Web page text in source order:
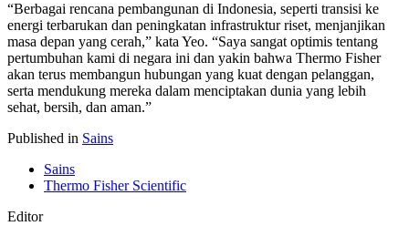
“Berbagai rencana pembangunan di Indonesia, seperti transisi ke
energi terbarukan dan peningkatan infrastruktur riset, menjanjikan
masa depan yang cerah,” kata Yeo. “Saya sangat optimis tentang
pertumbuhan kami di negara ini dan yakin bahwa Thermo Fisher
akan terus membangun hubungan yang kuat dengan pelanggan,
serta mendukung mereka dalam menciptakan dunia yang lebih
sehat, bersih, dan aman.”
Published in Sains
Sains
Thermo Fisher Scientific
Editor